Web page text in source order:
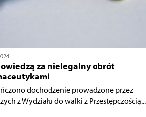
za nielegalny obrót
dochodzenie prowadzone przez
z Wydziału do walki z Przestępczością...